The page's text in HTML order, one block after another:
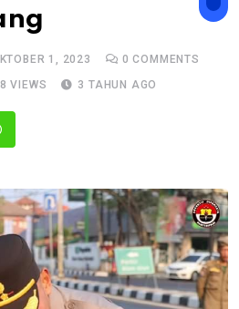
1, 2023 0 COMMENTS
VIEWS 3 TAHUN AGO